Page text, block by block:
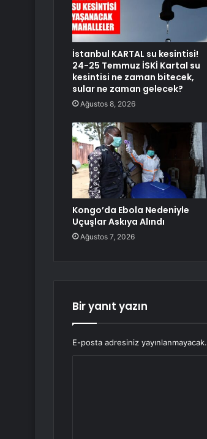
İstanbul KARTAL su kesintisi!
24-25 Temmuz İSKİ Kartal su
kesintisi ne zaman bitecek,
sular ne zaman gelecek?
Ağustos 8, 2026
Kongo’da Ebola Nedeniyle
Uçuşlar Askıya Alındı
Ağustos 7, 2026
Bir yanıt yazın
E-posta adresiniz yayınlanmayacak.